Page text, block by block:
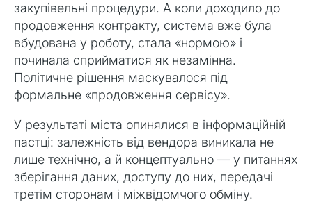
закупівельні процедури. А коли доходило до
продовження контракту, система вже була
вбудована у роботу, стала «нормою» і
починала сприйматися як незамінна.
Політичне рішення маскувалося під
формальне «продовження сервісу».
У результаті міста опинялися в інформаційній
пастці: залежність від вендора виникала не
лише технічно, а й концептуально — у питаннях
зберігання даних, доступу до них, передачі
третім сторонам і міжвідомчого обміну.